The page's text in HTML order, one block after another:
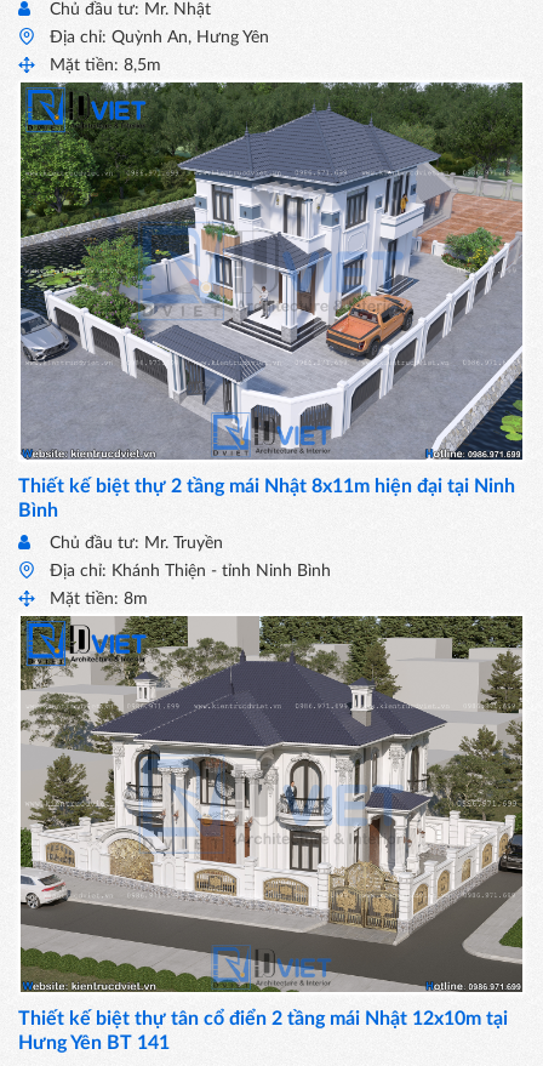
Chủ đầu tư: Mr. Nhật
Địa chỉ: Quỳnh An, Hưng Yên
Mặt tiền: 8,5m
Thiết kế biệt thự 2 tầng mái Nhật 8x11m hiện đại tại Ninh
Bình
Chủ đầu tư: Mr. Truyền
Địa chỉ: Khánh Thiện - tỉnh Ninh Bình
Mặt tiền: 8m
Thiết kế biệt thự tân cổ điển 2 tầng mái Nhật 12x10m tại
Hưng Yên BT 141